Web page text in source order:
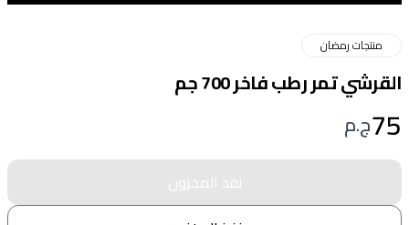
منتجات رمضان
القرشي تمر رطب فاخر 700 جم
75ج.م
نفذ المخزون